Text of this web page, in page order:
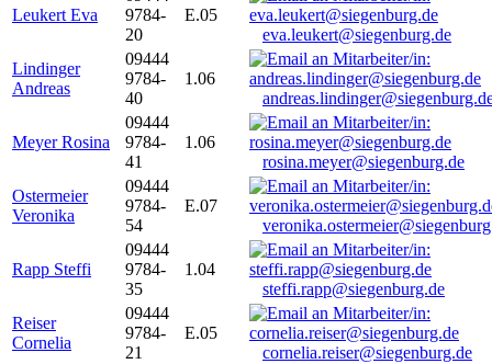
Leukert Eva
9784-
20
E.05
eva.leukert@siegenburg.de
Lindinger
Andreas
09444
9784-
40
1.06
Meyer Rosina
09444
9784-
41
1.06
rosina.meyer@siegenburg.de
Ostermeier
Veronika
09444
9784-
54
E.07
Rapp Steffi
09444
9784-
35
1.04
steffi.rapp@siegenburg.de
Reiser
Cornelia
09444
9784-
21
E.05
cornelia.reiser@siegenburg.de